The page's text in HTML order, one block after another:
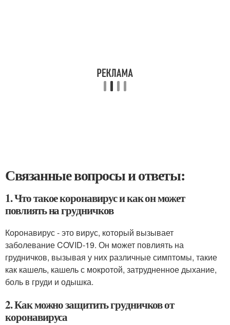
Связанные вопросы и ответы:
1. Что такое коронавирус и как он может
повлиять на грудничков
Коронавирус - это вирус, который вызывает
заболевание COVID-19. Он может повлиять на
грудничков, вызывая у них различные симптомы, такие
как кашель, кашель с мокротой, затрудненное дыхание,
боль в груди и одышка.
2. Как можно защитить грудничков от
коронавируса